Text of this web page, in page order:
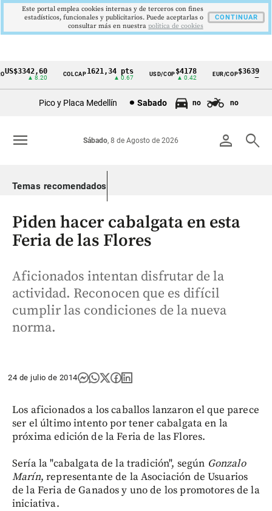
Cintillo
Colombia
▲ 8.20
COLCAP1621,34 pts
▲ 0.67
USD/COP$4178
▲ 0.42
EUR/COP$3639
Pico y Placa Medellín Sabado no no
person search
Sábado, 8 de Agosto de 2026
menu
Temas recomendados
Piden hacer cabalgata en esta
Feria de las Flores
Aficionados intentan disfrutar de la
actividad. Reconocen que es difícil
cumplir las condiciones de la nueva
norma.
24 de julio de 2014
Los aficionados a los caballos lanzaron el que parece
ser el último intento por tener cabalgata en la
próxima edición de la Feria de las Flores.
Sería la "cabalgata de la tradición", según Gonzalo
Marín, representante de la Asociación de Usuarios
de la Feria de Ganados y uno de los promotores de la
iniciativa.
Este portal emplea cookies internas y de terceros con fines
estadísticos, funcionales y publicitarios. Puede aceptarlas o
consultar más en nuestra politica de cookies
CONTINUAR